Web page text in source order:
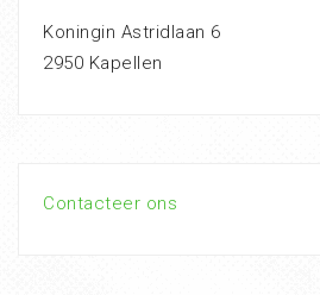
Koningin Astridlaan 6
2950 Kapellen
Contacteer ons